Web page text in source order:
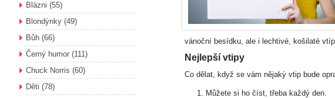
vánoční besídku, ale i lechtivé, košilaté
Nejlepší vtipy
Co dělat, když se vám nějaký vtip bude
Můžete si ho číst, třeba každý den.
Blázni (55)
Blondýnky (49)
Bůh (66)
Černý humor (111)
Chuck Norris (60)
Děti (78)